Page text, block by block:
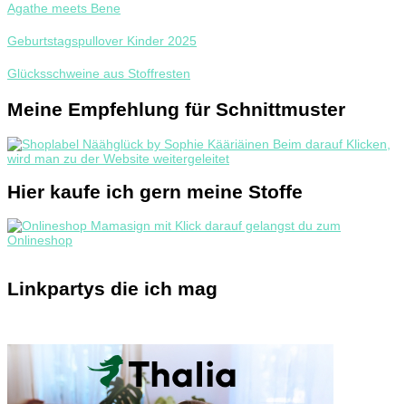
Agathe meets Bene
Geburtstagspullover Kinder 2025
Glücksschweine aus Stoffresten
Meine Empfehlung für Schnittmuster
Hier kaufe ich gern meine Stoffe
Linkpartys die ich mag